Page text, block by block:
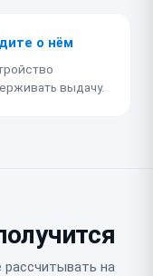
о нём
выдачу.
на